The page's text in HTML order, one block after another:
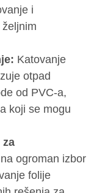
i
Katovanje
otpad
od PVC-a,
koji se mogu
za
ogroman izbor
folije